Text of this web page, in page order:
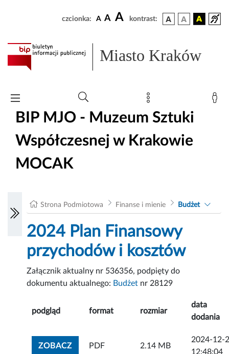
czcionka: A A A kontrast:
Miasto Kraków
BIP MJO - Muzeum Sztuki
Współczesnej w Krakowie
MOCAK
Strona Podmiotowa Finanse i mienie Budżet
2024 Plan Finansowy
przychodów i kosztów
Załącznik aktualny nr 536356, podpięty do
dokumentu aktualnego: Budżet nr 28129
podgląd format rozmiar
data
dodania
ZOBACZZOBACZ ZAŁĄCZNIK
PDF 2.14 MB
2024-12-
12:48:04